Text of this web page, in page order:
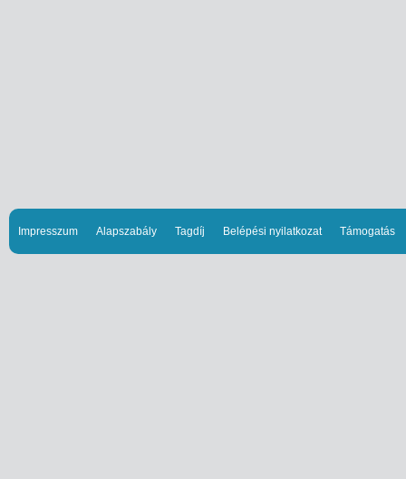
Impresszum Alapszabály Tagdíj Belépési nyilatkozat Támogatás